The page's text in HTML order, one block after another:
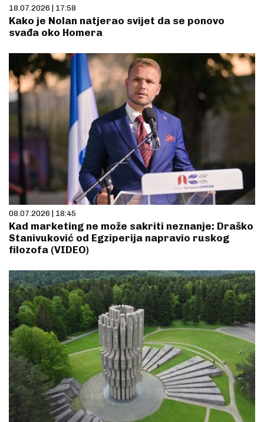
18.07.2026 | 17:58
Kako je Nolan natjerao svijet da se ponovo
svađa oko Homera
08.07.2026 | 18:45
Kad marketing ne može sakriti neznanje: Draško
Stanivuković od Egziperija napravio ruskog
filozofa (VIDEO)